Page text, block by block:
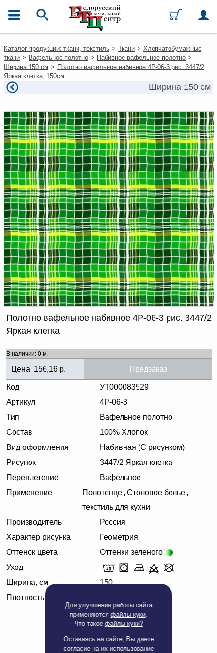
Для улучшения работы сайта
применяютсяфайлы куки.
Что такое файлы куки?
Оставаясь на сайте, Вы даете
согласие на их использование
Каталог
Ткани
Домашний текстиль
Одежда
Ковры
гостиниц
Текстильная галантерея и
фурнитура
Условия работы
Оплата и доставка
Как оформить заказ
Вакансии
Как нас найти
Написать нам
Доверенность на
получение груза
Документы по работе с
персональными данными
Письмо руководителю
Вопросы и ответы
Новости | Статьи
Каталог продукции: ткани, текстиль > Ткани > Хлопчатобумажные
ткани > Вафельное полотно > Набивное вафельное полотно >
Ширина 150 см > Полотно вафельное набивное 4Р-06-3 рис. 3447/2
Яркая клетка, 150см
Ширина 150 см
Полотно вафельное набивное 4Р-06-3 рис. 3447/2
Яркая клетка
В наличии: 0 м.
Цена: 156,16 р. Предзаказ
Код
УТ000083529
Артикул
4Р-06-3
Тип
Вафельное полотно
Состав
100% Хлопок
Вид оформления
Набивная (С рисунком)
Рисунок
3447/2 Яркая клетка
Переплетение
Вафельное
Применение
Полотенце , Столовое белье ,
текстиль для кухни
Производитель
Россия
Характер рисунка
Геометрия
Оттенок цвета
Оттенки зеленого
Уход
Ширина, см
150
Плотность, г/м²
Добавить
в
корзину